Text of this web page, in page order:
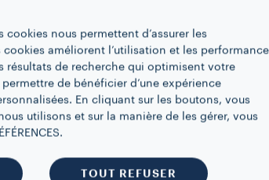
nous permettent d’assurer les
améliorent l’utilisation et les
résultats de recherche qui optimisent votre
de bénéficier d’une expérience
En cliquant sur les boutons, vous
utilisons et sur la manière de les gérer, vous
TOUT REFUSER